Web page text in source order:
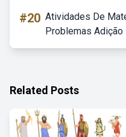
#20 Atividades De
Problemas Adição
Related Posts